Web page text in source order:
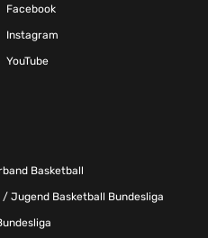
Facebook
Instagram
YouTube
Basketball
Jugend Basketball Bundesliga